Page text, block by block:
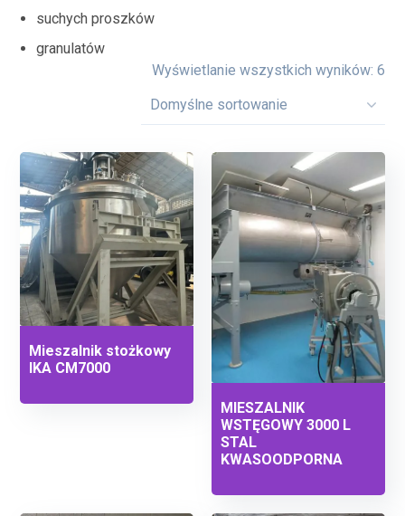
suchych proszków
granulatów
Wyświetlanie wszystkich wyników: 6
Mieszalnik stożkowy
IKA CM7000
MIESZALNIK
WSTĘGOWY 3000 L
STAL
KWASOODPORNA